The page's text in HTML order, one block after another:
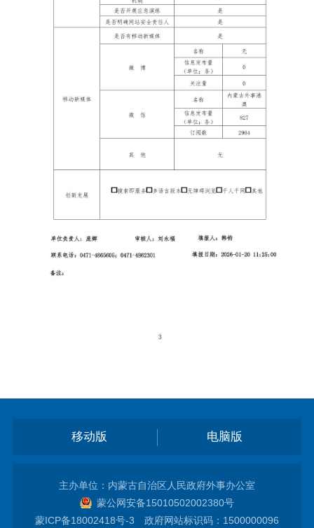
移动版 电脑版
主办单位：内蒙古自治区人民政府外事办公室
蒙公网安备15010502002380号
蒙ICP备18002418号-3 政府网站标识码：1500000096